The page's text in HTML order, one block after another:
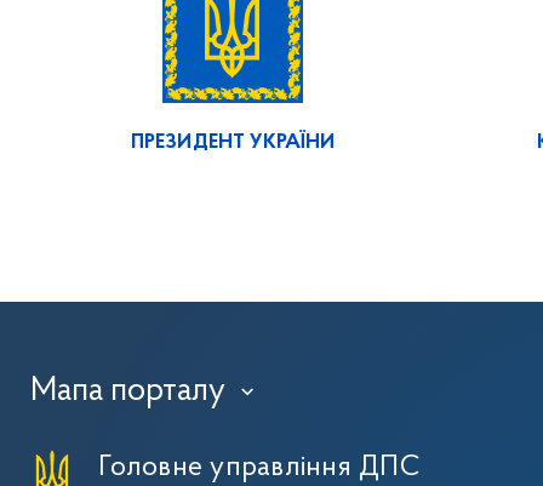
ПРЕЗИДЕНТ УКРАЇНИ
Мапа порталу ›
Головне управління ДПС